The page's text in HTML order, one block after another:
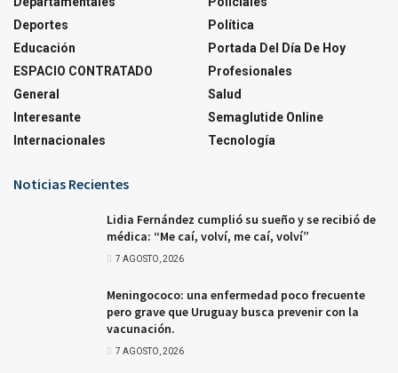
Deportes
Educación
ESPACIO CONTRATADO
General
Interesante
Internacionales
Política
Portada Del Día De Hoy
Profesionales
Salud
Semaglutide Online
Tecnología
Noticias Recientes
Lidia Fernández cumplió su sueño y se recibió de
médica: “Me caí, volví, me caí, volví”
7 AGOSTO, 2026
Meningococo: una enfermedad poco frecuente
pero grave que Uruguay busca prevenir con la
vacunación.
7 AGOSTO, 2026